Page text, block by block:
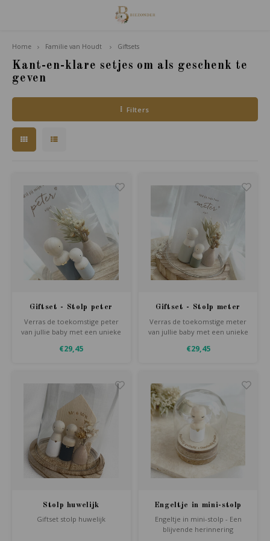
Hoofdmenu / familie van houdt
Familie van Houdt
Poppetjes
Accessoires
Home Familie van Houdt Giftsets
Kant-en-klare setjes om als geschenk te
geven
Filters
Giftset - Stolp peter
vragen
Verras de toekomstige peter
van jullie baby met een unieke
Handgemaakte set met
€29,45
Giftset - Stolp meter
vragen
Verras de toekomstige meter
van jullie baby met een unieke
Handgemaakte set met
€29,45
Stolp huwelijk
Giftset stolp huwelijk
Engeltje in mini-stolp
Engeltje in mini-stolp - Een
blijvende herinnering